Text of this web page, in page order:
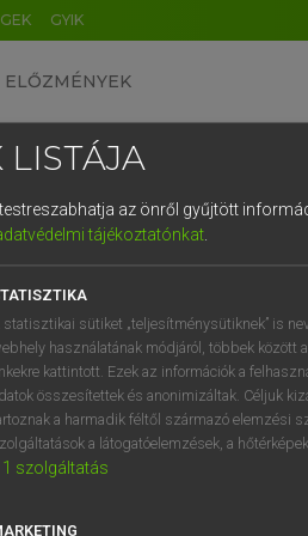
GYIK
ELŐZMÉNYEK
angol szótár
tetszés szerint
keresése szótárainkban
LISTÁJA
az önről gyűjtött
tájékoztatónkat.
statisztikai sütiket „teljesítménysütiknek” is
használatának módjáról, többek között
kattintott. Ezek az információk a
összesítettek és anonimizáltak. Céljuk
a harmadik féltől származó elemzési
a látogatóelemzések, a
1 szolgáltatás
DE CN FR ES IT NL
1 2 3 4 5
q w e r t
a s d f g h
í y x c v